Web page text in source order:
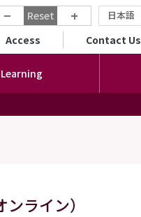
− Reset + 日本語
カンダリーメニュー
Access Contact Us
Learning
ライン）